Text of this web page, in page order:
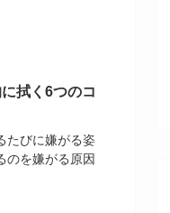
拭く6つのコ
たびに嫌がる姿
のを嫌がる原因